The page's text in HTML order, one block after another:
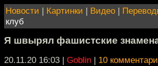
Новости | Картинки | Видео |
клуб
Я швырял фашистские
20.11.20 16:03 | Goblin | 10